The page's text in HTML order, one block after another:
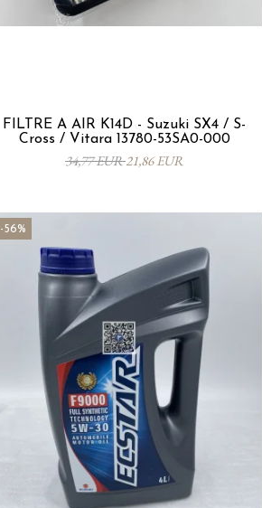
FILTRE À AIR K14D - Suzuki SX4 / S-
Cross / Vitara 13780-53SA0-000
34,77 EUR21,86 EUR
-56%